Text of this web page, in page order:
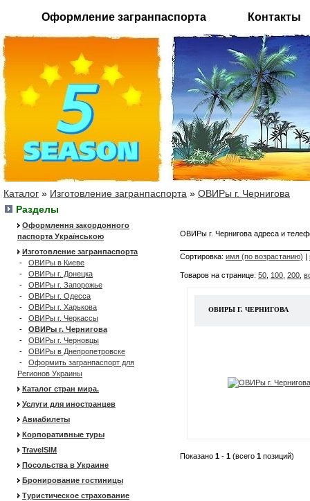
Оформление загранпаспорта Контакты
Каталог » Изготовление загранпаспорта » ОВИРы г. Чернигова
Разделы
Оформлення закордонного
паспорта Українською
Изготовление загранпаспорта
- ОВИРы в Киеве
- ОВИРы г. Донецка
- ОВИРы г. Запорожье
- ОВИРы г. Одесса
- ОВИРы г. Харькова
- ОВИРы г. Черкассы
- ОВИРы г. Чернигова
- ОВИРы г. Черновцы
- ОВИРы в Днепропетровске
- Оформить загранпаспорт для
Регионов Украины
Каталог стран мира.
Услуги для иностранцев
Авиабилеты
Корпоративные туры
TravelSIM
Посольства в Украине
Бронирование гостиницы
Туристическое страхование
ОВИРы г. Чернигова адреса и
Сортировка: имя (по возрастанию) |
Товаров на странице: 50 100 200
ОВИРЫ Г. ЧЕРНИГОВА
Показано 1 - 1 (всего 1 позиций)